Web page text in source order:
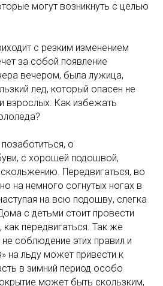
могут возникнуть с целью
с резким изменением
за собой появление
вечером, была лужица,
лед, который опасен не
взрослых. Как избежать
о
с хорошей подошвой,
Передвигаться, во
на немного согнутых ногах в
на всю подошву, слегка
с детьми стоит провести
как передвигаться. Так же
соблюдение этих правил и
на льду может привести к
в зимний период особо
может быть скользким,